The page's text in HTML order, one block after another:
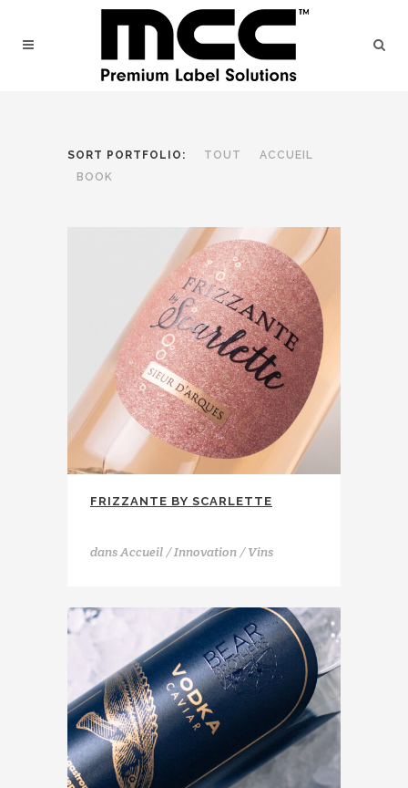
SORT PORTFOLIO: TOUT
ACCUEIL
BOOK
FRIZZANTE BY SCARLETTE
dansAccueil / Innovation / Vins